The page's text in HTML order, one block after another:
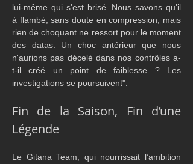
lui-même qui s'est brisé. Nous savons qu'il
à flambé, sans doute en compression, mais
rien de choquant ne ressort pour le moment
des datas. Un choc antérieur que nous
n'aurions pas décelé dans nos contrôles a-
t-il créé un point de faiblesse ? Les
investigations se poursuivent".
Fin de la Saison, Fin d’une
Légende
Le Gitana Team, qui nourrissait l’ambition